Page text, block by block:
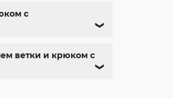
с
❯
ветки и крюком с
❯